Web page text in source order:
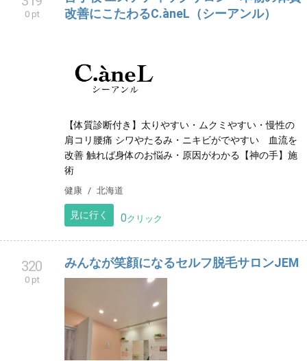
0 pt
改善にこたわるC.àneL（シーアンル）
【体質診断付き】太りやすい・ムクミやすい・慢性の
肩コリ腰痛 シワやたるみ・ニキビがでやすい 血流を
改善 触れば身体のお悩み・原因がわかる【神の手】施
術
健康 北海道
見に行く 0クリック
320
0 pt
みんなが笑顔になるセルフ脱毛サロンJEM